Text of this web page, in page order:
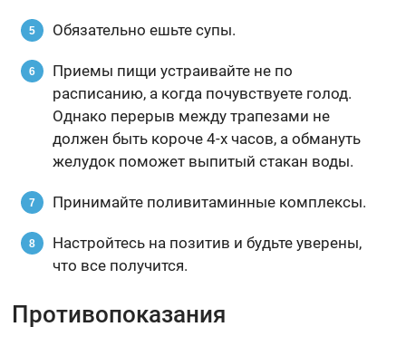
Обязательно ешьте супы.
Приемы пищи устраивайте не по
расписанию, а когда почувствуете голод.
Однако перерыв между трапезами не
должен быть короче 4-х часов, а обмануть
желудок поможет выпитый стакан воды.
Принимайте поливитаминные комплексы.
Настройтесь на позитив и будьте уверены,
что все получится.
Противопоказания